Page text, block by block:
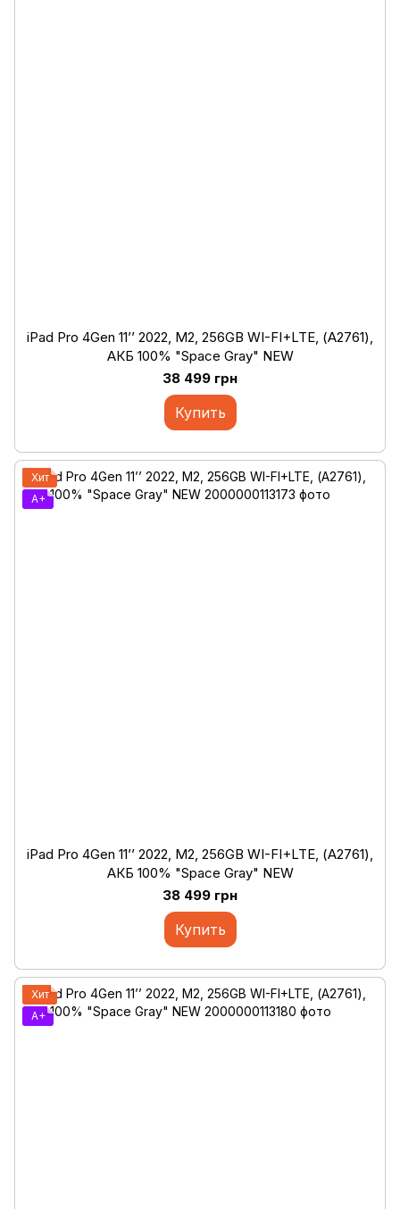
iPad Pro 4Gen 11’’ 2022, М2, 256GB WI-FI+LTE, (А2761),
АКБ 100% "Space Gray" NEW
38 499 грн
Купить
Хит
A+
iPad Pro 4Gen 11’’ 2022, М2, 256GB WI-FI+LTE, (А2761),
АКБ 100% "Space Gray" NEW
38 499 грн
Купить
Хит
A+